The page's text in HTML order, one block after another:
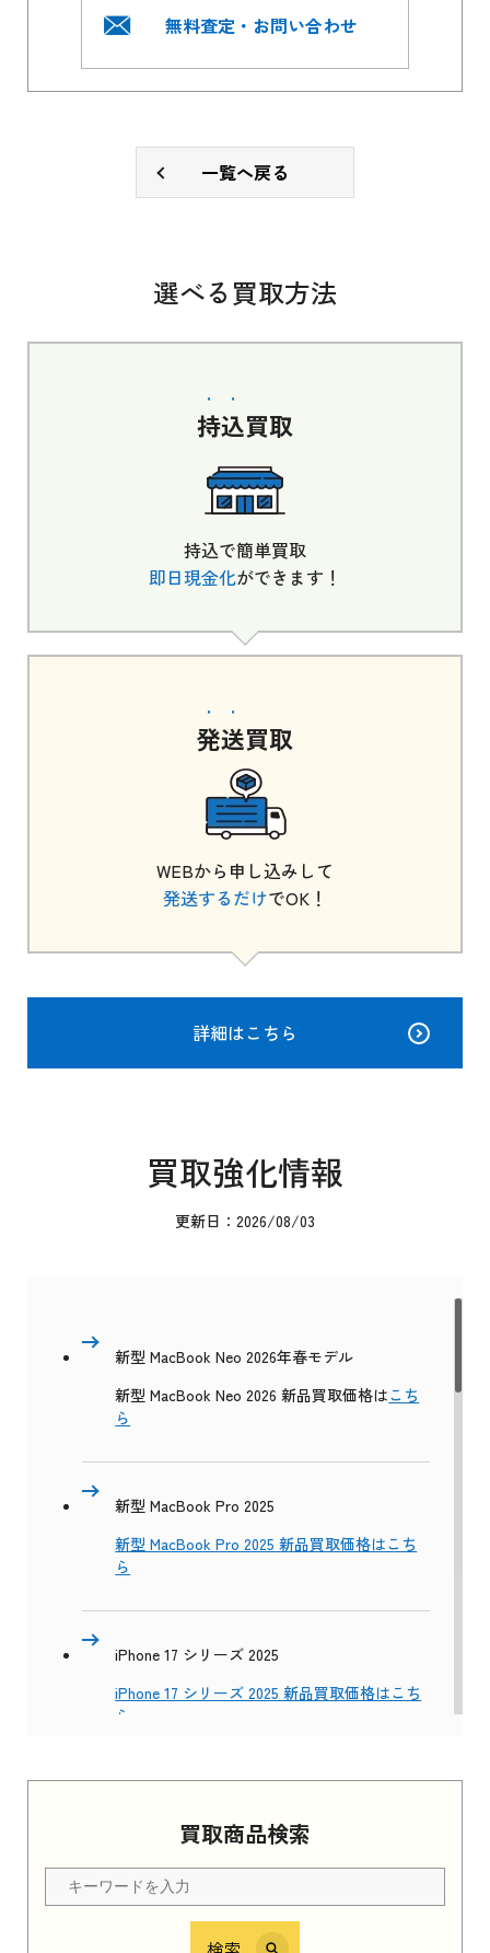
買取商品検索
無料査定・お問い合わせ
一覧へ戻る
選べる買取方法
持込買取
持込で簡単買取
即日現金化ができます！
発送買取
WEBから申し込みして
発送するだけでOK！
詳細はこちら
買取強化情報
更新日：2026/08/03
新型 MacBook Neo 2026年春モデル
新型 MacBook Neo 2026 新品買取価格はこち
ら
新型 MacBook Pro 2025
新型 MacBook Pro 2025 新品買取価格はこち
ら
iPhone 17 シリーズ 2025
iPhone 17 シリーズ 2025 新品買取価格はこち
ら
Apple Watch Series 11 2025 新品買取価格はこ
ちら